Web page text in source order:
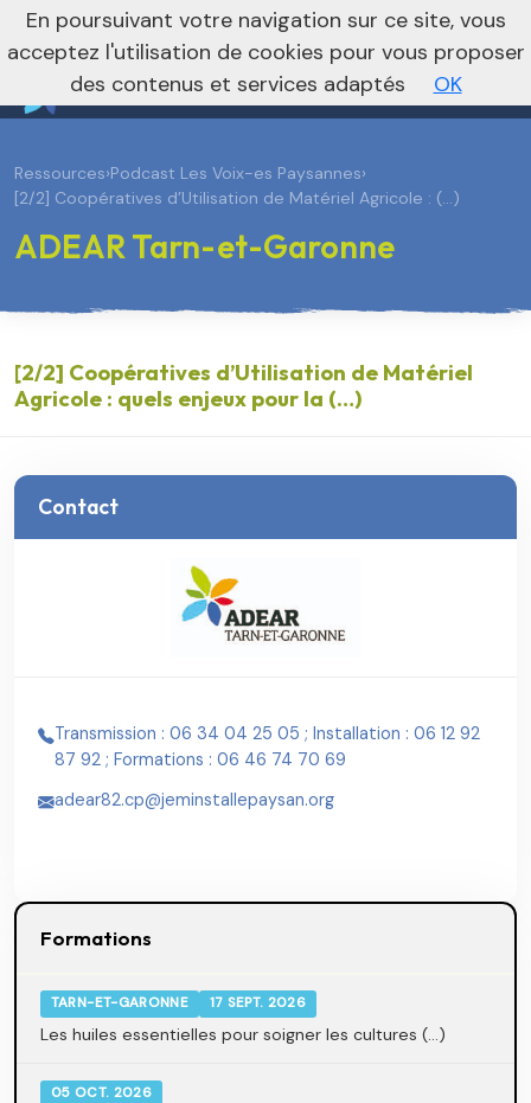
Vers le site national
Ressources›Podcast Les Voix-es Paysannes›
[2/2] Coopératives d’Utilisation de Matériel Agricole : (…)
ADEAR Tarn-et-Garonne
[2/2] Coopératives d’Utilisation de Matériel
Agricole : quels enjeux pour la (…)
Contact
Transmission : 06 34 04 25 05 ; Installation : 06 12 92
87 92 ; Formations : 06 46 74 70 69
adear82.cp@jeminstallepaysan.org
Formations
TARN-ET-GARONNE 17 SEPT. 2026
Les huiles essentielles pour soigner les cultures (...)
05 OCT. 2026
En poursuivant votre navigation sur ce site, vous
acceptez l'utilisation de cookies pour vous proposer
des contenus et services adaptés
OK